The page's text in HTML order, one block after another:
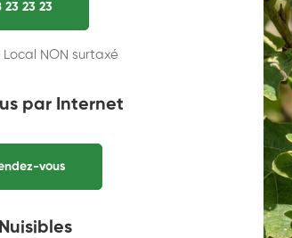
23 23 23
NON surtaxé
par Internet
vous